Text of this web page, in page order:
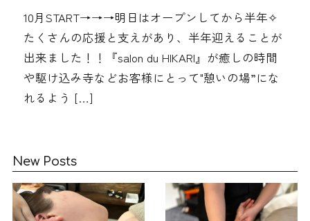
10月START→→→明日はオープンしてから半年✧︎
たくさんの応援と支えがあり、半年迎えることが
出来ました！！『salon du HIKARI』が癒しの時間
や駆け込み寺などお客様にとって"憩いの場”にな
れるよう […]
New Posts